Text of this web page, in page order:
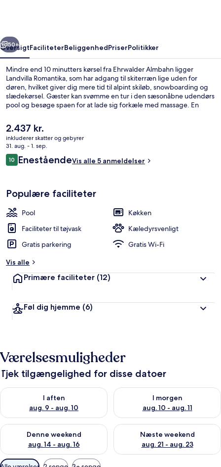
Næste
50+
OversigtFaciliteterBeliggenhedPriserPolitikker
Mindre end 10 minutters kørsel fra Ehrwalder Almbahn ligger
Landvilla Romantika, som har adgang til skiterræn lige uden for
døren, hvilket giver dig mere tid til alpint skiløb, snowboarding og
slædekørsel. Gæster kan svømme en tur i den sæsonåbne udendørs
pool og besøge spaen for at lade sig forkæle med massage. En
bekvemmeligheder som køkken og sovesofa. Skiløbere vil
værdsætte adgangen til skipas og skiopbevaring.
Den
nuværende
pris
er
2.437 kr.
2.437 kr.
inkluderer skatter og gebyrer
31. aug. - 1. sep.
Anmeldelser
1010 ud af 10.
EneståendeVis alle 5 anmeldelser
Populære faciliteter
Pool
Køkken
Faciliteter til tøjvask
Kæledyrsvenligt
Gratis parkering
Gratis Wi-Fi
Vis alle
Primære faciliteter (12)
Føl dig hjemme (6)
Værelsesmuligheder
Tjek tilgængelighed for disse datoer
I aften
aug. 9 - aug. 10
Tjek tilgængelighed for i aften aug. 9 - aug. 10
I morgen
aug. 10 - aug. 11
Tjek tilgængelighed for i
Denne weekend
aug. 14 - aug. 16
Tjek tilgængelighed for denne weekend aug. 14 - aug. 16
Næste weekend
aug. 21 - aug. 23
Tjek tilgængelighed for næste
Tilgængelige